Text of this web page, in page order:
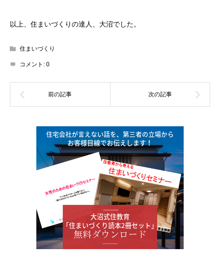
以上、住まいづくりの達人、大沼でした。
住まいづくり
コメント: 0